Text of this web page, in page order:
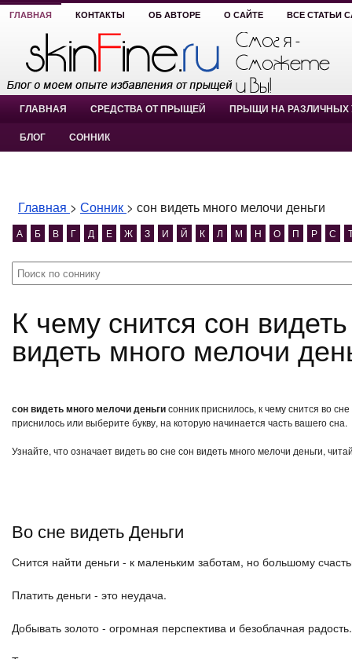
ГЛАВНАЯ КОНТАКТЫ ОБ АВТОРЕ О САЙТЕ ВСЕ СТАТЬИ
ГЛАВНАЯ СРЕДСТВА ОТ ПРЫЩЕЙ ПРЫЩИ НА РАЗЛИЧНЫХ
БЛОГ СОННИК
Главная > Сонник > сон видеть много мелочи деньги
А Б В Г Д Е Ж З И Й К Л М Н О П Р С
К чему снится сон видеть много мелочи деньги? сон
видеть много мелочи
сон видеть много мелочи деньгисонник приснилось, к чему снится во
приснилось или выберите букву, на которую начинается часть вашего сна.
Узнайте, что означает видеть во сне сон видеть много мелочи деньги,
Во сне видеть Деньги
Снится найти деньги - к маленьким заботам, но большому
Платить деньги - это неудача.
Добывать золото - огромная перспектива и безоблачная радость.